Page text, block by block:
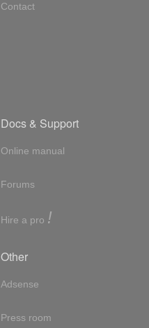
Contact
Docs & Support
Online manual
Forums
Hire a pro !
Other
Adsense
Press room